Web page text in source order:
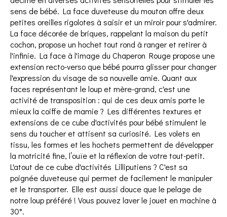
sens de bébé. La face duveteuse du mouton offre deux
petites oreilles rigolotes à saisir et un miroir pour s'admirer.
La face décorée de briques, rappelant la maison du petit
cochon, propose un hochet tout rond à ranger et retirer à
l'infinie. La face à l'image du Chaperon Rouge propose une
extension recto-verso que bébé pourra glisser pour changer
l'expression du visage de sa nouvelle amie. Quant aux
faces représentant le loup et mère-grand, c'est une
activité de transposition : qui de ces deux amis porte le
mieux la coiffe de mamie ? Les différentes textures et
extensions de ce cube d'activités pour bébé stimulent le
sens du toucher et attisent sa curiosité. Les volets en
tissu, les formes et les hochets permettent de développer
la motricité fine, l’ouïe et la réflexion de votre tout-petit.
L'atout de ce cube d'activités Lilliputiens ? C'est sa
poignée duveteuse qui permet de facilement le manipuler
et le transporter. Elle est aussi douce que le pelage de
notre loup préféré ! Vous pouvez laver le jouet en machine à
30°.